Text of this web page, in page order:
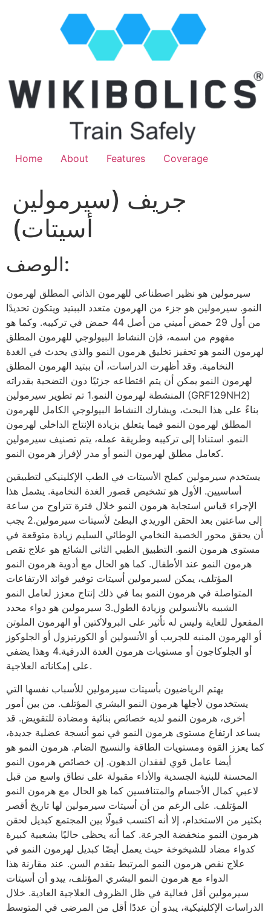
Home About Features Coverage
جريف (سيرمولين
أسيتات)
الوصف:
سيرمولين هو نظير اصطناعي للهرمون الذاتي المطلق لهرمون
النمو. سيرمولين هو جزء من الهرمون متعدد الببتيد ويتكون تحديدًا
من أول 29 حمض أميني من أصل 44 حمض في تركيبه. وكما هو
مفهوم من اسمه، فإن النشاط البيولوجي للهرمون المطلق
لهرمون النمو هو تحفيز تخليق هرمون النمو والذي يحدث في الغدة
النخامية. وقد أظهرت الدراسات، أن ببتيد الهرمون المطلق
لهرمون النمو يمكن أن يتم اقتطاعه جزئيًا دون التضحية بقدراته
المنشطة لهرمون النمو.1 تم تطوير سيرمولين (GRF129NH2)
بناءً على هذا البحث، ويشارك النشاط البيولوجي الكامل للهرمون
المطلق لهرمون النمو فيما يتعلق بزيادة الإنتاج الداخلي لهرمون
النمو. استنادا إلى تركيبه وطريقة عمله، يتم تصنيف سيرمولين
كعامل مطلق لهرمون النمو أو مدر لإفراز هرمون النمو.
يستخدم سيرمولين كملح الأسيتات في الطب الإكلينيكي لتطبيقين
أساسيين. الأول هو تشخيص قصور الغدة النخامية. يشمل هذا
الإجراء قياس استجابة هرمون النمو خلال فترة تتراوح من ساعة
إلى ساعتين بعد الحقن الوريدي البطئ لأسيتات سيرمولين.2 يجب
أن يحقق محور الخصية النخامي الوطائي السليم زيادة متوقعة في
مستوى هرمون النمو. التطبيق الطبي الثاني الشائع هو علاج نقص
هرمون النمو عند الأطفال. كما هو الحال مع أدوية هرمون النمو
المؤتلف، يمكن لسيرمولين أسيتات توفير فوائد الارتفاعات
المتواصلة في هرمون النمو بما في ذلك إنتاج معزز لعامل النمو
الشبيه بالأنسولين وزيادة الطول.3 سيرمولين هو دواء محدد
المفعول للغاية وليس له تأثير على البرولاكتين أو الهرمون الملوتن
أو الهرمون المنبه للجريب أو الأنسولين أو الكورتيزول أو الجلوكوز
أو الجلوكاجون أو مستويات هرمون الغدة الدرقية.4 وهذا يضفي
على إمكاناته العلاجية.
يهتم الرياضيون بأسيتات سيرمولين للأسباب نفسها التي
يستخدمون لأجلها هرمون النمو البشري المؤتلف. من بين أمور
أخرى، هرمون النمو لديه خصائص بنائية ومضادة للتقويض. قد
يساعد ارتفاع مستوى هرمون النمو في نمو أنسجة عضلية جديدة،
كما يعزز القوة ومستويات الطاقة والنسيج الضام. هرمون النمو هو
أيضا عامل قوي لفقدان الدهون. إن خصائص هرمون النمو
المحسنة للبنية الجسدية والأداء مقبولة على نطاق واسع من قبل
لاعبي كمال الأجسام والمتنافسين كما هو الحال مع هرمون النمو
المؤتلف. على الرغم من أن أسيتات سيرمولين لها تاريخ أقصر
بكثير من الاستخدام، إلا أنه اكتسب قبولًا بين المجتمع كبديل لحقن
هرمون النمو منخفضة الجرعة. كما أنه يحظى حاليًا بشعبية كبيرة
كدواء مضاد للشيخوخة حيث يعمل أيضًا كبديل لهرمون النمو في
علاج نقص هرمون النمو المرتبط بتقدم السن. عند مقارنة هذا
الدواء مع هرمون النمو البشري المؤتلف، يبدو أن أسيتات
سيرمولين أقل فعالية في ظل الظروف العلاجية العادية. خلال
الدراسات الإكلينيكية، يبدو أن عددًا أقل من المرضى في المتوسط